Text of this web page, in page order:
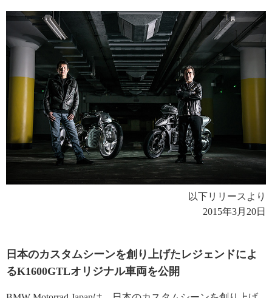
以下リリースより
2015年3月20日
日本のカスタムシーンを創り上げたレジェンドによ
るK1600GTLオリジナル車両を公開